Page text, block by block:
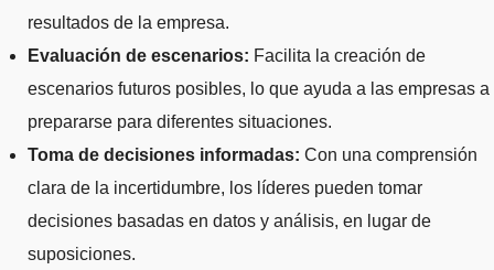
resultados de la empresa.
Evaluación de escenarios: Facilita la creación de
escenarios futuros posibles, lo que ayuda a las empresas a
prepararse para diferentes situaciones.
Toma de decisiones informadas: Con una comprensión
clara de la incertidumbre, los líderes pueden tomar
decisiones basadas en datos y análisis, en lugar de
suposiciones.